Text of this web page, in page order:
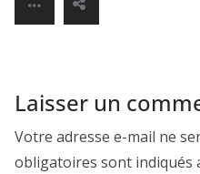
Laisser un
Votre adresse e-mail ne
obligatoires sont indiqués